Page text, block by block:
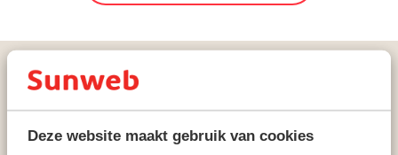
Deze website maakt gebruik van cookies
Vakanties Wintersport
Val Cenis
Résidence Les Balcons de Val Cenis Village